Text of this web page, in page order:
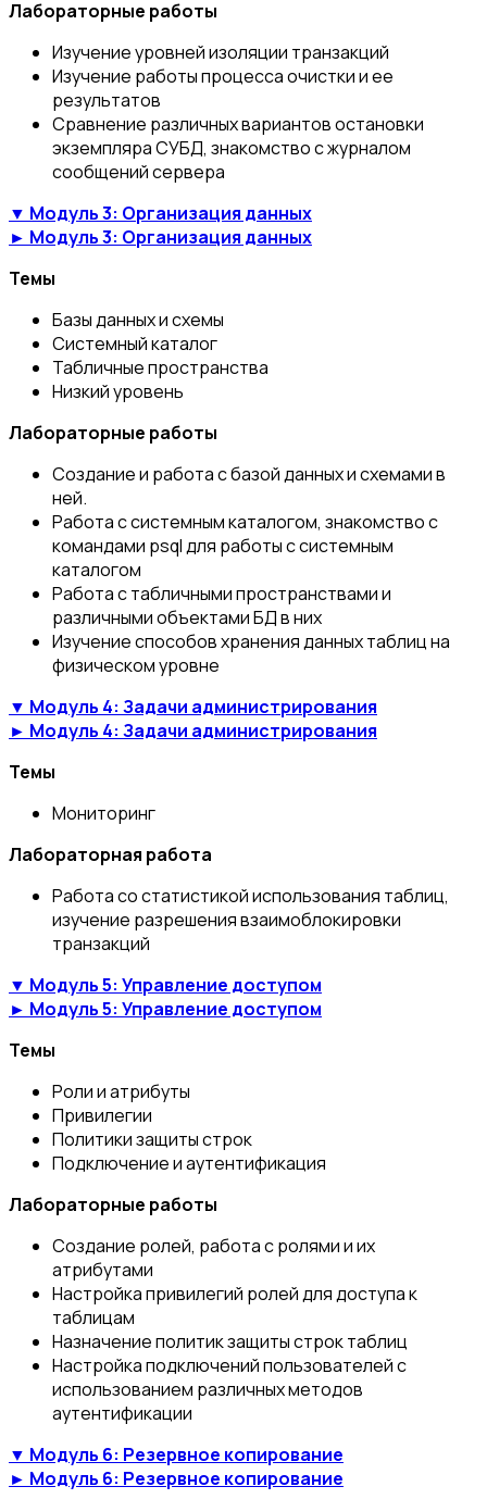
Лабораторные работы
Изучение уровней изоляции транзакций
Изучение работы процесса очистки и ее
результатов
Сравнение различных вариантов остановки
экземпляра СУБД, знакомство с журналом
сообщений сервера
▼ Модуль 3: Организация данных
► Модуль 3: Организация данных
Темы
Базы данных и схемы
Системный каталог
Табличные пространства
Низкий уровень
Лабораторные работы
Создание и работа с базой данных и схемами в
ней.
Работа с системным каталогом, знакомство с
командами psql для работы с системным
каталогом
Работа с табличными пространствами и
различными объектами БД в них
Изучение способов хранения данных таблиц на
физическом уровне
▼ Модуль 4: Задачи администрирования
► Модуль 4: Задачи администрирования
Темы
Мониторинг
Лабораторная работа
Работа со статистикой использования таблиц,
изучение разрешения взаимоблокировки
транзакций
▼ Модуль 5: Управление доступом
► Модуль 5: Управление доступом
Темы
Роли и атрибуты
Привилегии
Политики защиты строк
Подключение и аутентификация
Лабораторные работы
Создание ролей, работа с ролями и их
атрибутами
Настройка привилегий ролей для доступа к
таблицам
Назначение политик защиты строк таблиц
Настройка подключений пользователей с
использованием различных методов
аутентификации
▼ Модуль 6: Резервное копирование
► Модуль 6: Резервное копирование